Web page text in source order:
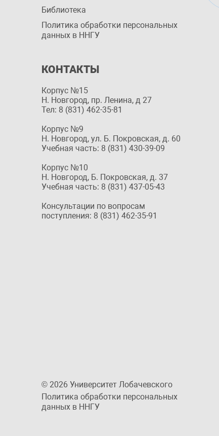
Библиотека
Политика обработки персональных
данных в ННГУ
КОНТАКТЫ
Корпус №15
Н. Новгород, пр. Ленина, д 27
Тел: 8 (831) 462-35-81
Корпус №9
Н. Новгород, ул. Б. Покровская, д. 60
Учебная часть: 8 (831) 430-39-09
Корпус №10
Н. Новгород, Б. Покровская, д. 37
Учебная часть: 8 (831) 437-05-43
Консультации по вопросам
поступления: 8 (831) 462-35-91
© 2026 Университет Лобачевского
Политика обработки персональных
данных в ННГУ